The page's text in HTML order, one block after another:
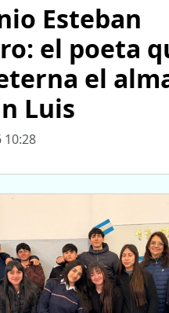
Esteban
el poeta
el
Luis
10:28